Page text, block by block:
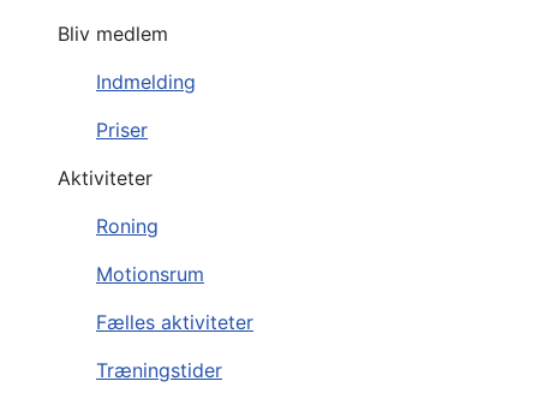
Bliv medlem
Indmelding
Priser
Aktiviteter
Roning
Motionsrum
Fælles aktiviteter
Træningstider